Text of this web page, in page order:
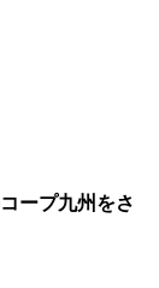
ープ九州をさ